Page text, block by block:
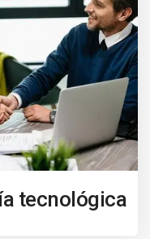
tecnológica